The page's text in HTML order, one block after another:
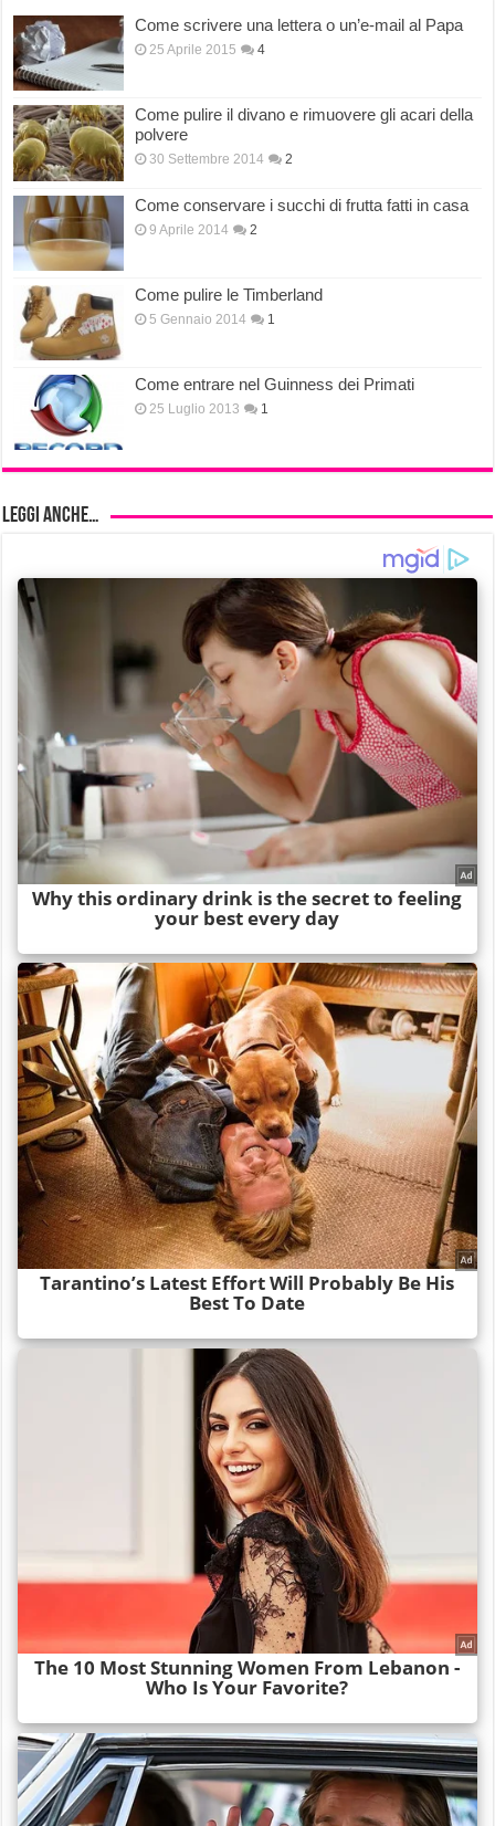
Come scrivere una lettera o un’e-mail al Papa
25 Aprile 2015 4
Come pulire il divano e rimuovere gli acari della
polvere
30 Settembre 2014 2
Come conservare i succhi di frutta fatti in casa
9 Aprile 2014 2
Come pulire le Timberland
5 Gennaio 2014 1
Come entrare nel Guinness dei Primati
25 Luglio 2013 1
Leggi anche…